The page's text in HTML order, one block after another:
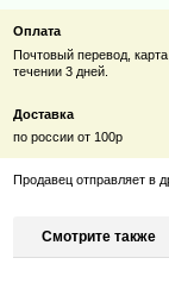
Оплата
Почтовый перевод,
течении 3 дней.
Доставка
по россии от 100р
Продавец отправляет в
Смотрите также